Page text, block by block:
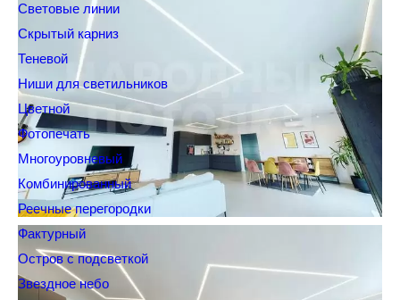
Световые линии
Скрытый карниз
Теневой
Ниши для светильников
Цветной
Фотопечать
Многоуровневый
Комбинированный
Реечные перегородки
Фактурный
Остров с подсветкой
Звездное небо